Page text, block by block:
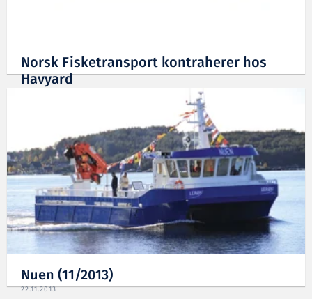
Norsk Fisketransport kontraherer hos
Havyard
Nuen (11/2013)
22.11.2013